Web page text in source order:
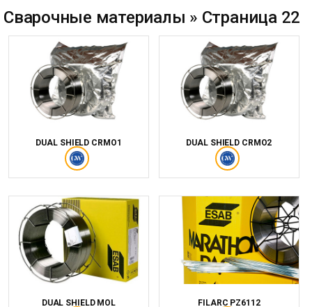
Сварочные материалы » Страница 22
DUAL SHIELD CRMO1 DUAL SHIELD CRMO2
DUAL SHIELD MOL FILARC PZ6112